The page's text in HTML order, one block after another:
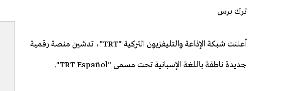
ترك برس
أعلنت شبكة الإذاعة والتليفزيون التركية "TRT"، تدشين منصة رقمية
جديدة ناطقة باللغة الإسبانية تحت مسمى "TRT Español".